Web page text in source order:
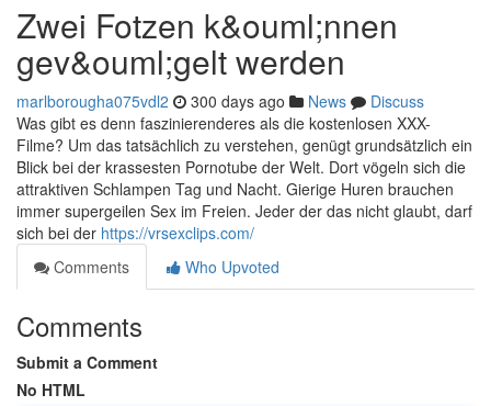
Zwei Fotzen k&ouml;nnen
gev&ouml;gelt werden
marlborougha075vdl2 300 days ago News
Discuss
Was gibt es denn faszinierenderes als die kostenlosen XXX-
Filme? Um das tatsächlich zu verstehen, genügt grundsätzlich ein
Blick bei der krassesten Pornotube der Welt. Dort vögeln sich die
attraktiven Schlampen Tag und Nacht. Gierige Huren brauchen
immer supergeilen Sex im Freien. Jeder der das nicht glaubt, darf
sich bei der https://vrsexclips.com/
Comments
Who Upvoted
Comments
Submit a Comment
No HTML